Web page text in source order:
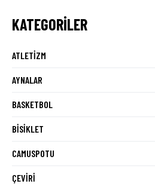
KATEGORILER
ATLETIZM
AYNALAR
BASKETBOL
BISIKLET
CAMUSPOTU
ÇEVIRI